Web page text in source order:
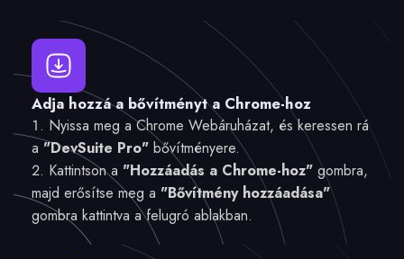
Adja hozzá a bővítményt a Chrome-hoz
Nyissa meg a Chrome Webáruházat, és keressen rá
a "DevSuite Pro" bővítményere.
Kattintson a "Hozzáadás a Chrome-hoz" gombra,
majd erősítse meg a "Bővítmény hozzáadása"
gombra kattintva a felugró ablakban.